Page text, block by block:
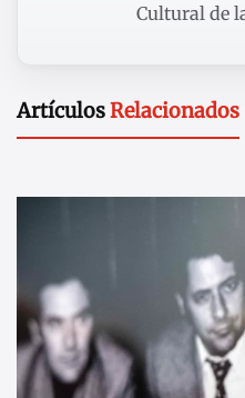
Cultural de
ArtículosRelacionados